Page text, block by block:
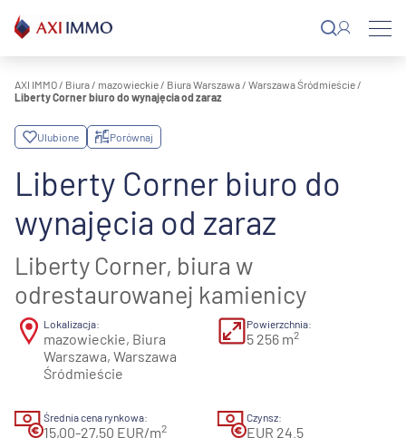
do
treści
AXI IMMO / Biura / mazowieckie / Biura Warszawa / Warszawa Śródmieście /
Liberty Corner biuro do wynajęcia od zaraz
Ulubione Porównaj
Liberty Corner biuro do
wynajęcia od zaraz
Liberty Corner, biura w
odrestaurowanej kamienicy
Lokalizacja:
mazowieckie, Biura
Warszawa, Warszawa
Śródmieście
Powierzchnia:
5 256 m2
Średnia cena rynkowa:
15,00-27,50 EUR/m2
Czynsz:
EUR 24.5